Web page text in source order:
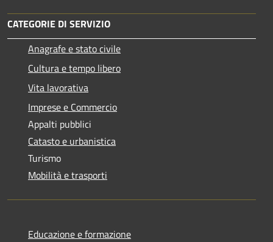
CATEGORIE DI SERVIZIO
Anagrafe e stato civile
Cultura e tempo libero
Vita lavorativa
Imprese e Commercio
Appalti pubblici
Catasto e urbanistica
Turismo
Mobilità e trasporti
Educazione e formazione